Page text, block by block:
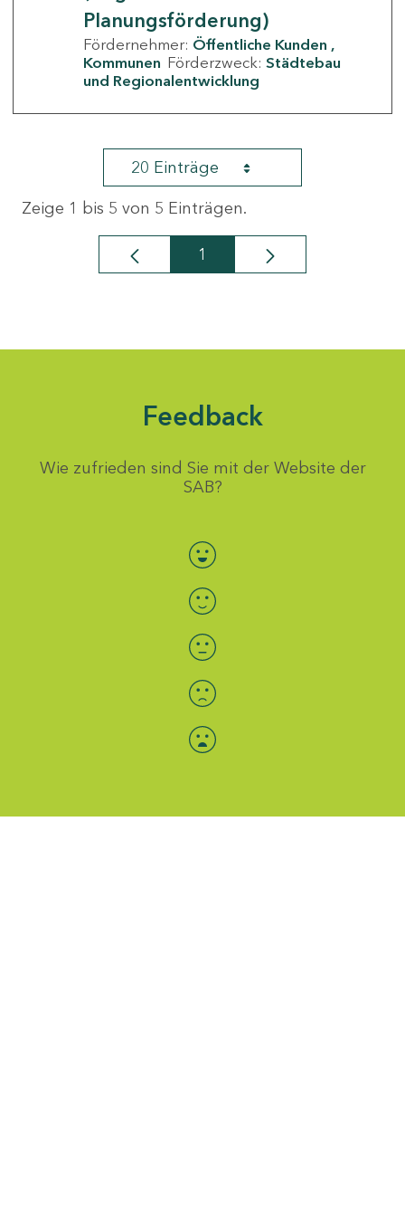
Planungsförderung)
Fördernehmer: Öffentliche Kunden
Kommunen Förderzweck: Städtebau
und Regionalentwicklung
20 Einträge
Zeige 1 bis 5 von 5 Einträgen.
Seite
1
Feedback
Wie zufrieden sind Sie mit der Website der
SAB?
Bewertung auswählen